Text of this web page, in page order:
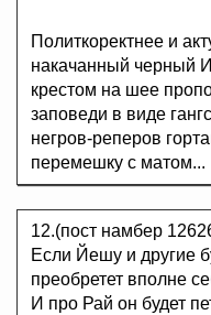
Политкоректнее и
накачанный черный
крестом на шее
заповеди в виде
негров-реперов
перемешку с матом...
12.(пост намбер
Если Йешу и другие
преобретет вполне
И про Рай он будет